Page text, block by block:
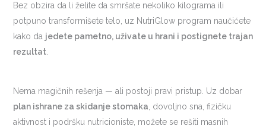
Bez obzira da li želite da smršate nekoliko kilograma ili
potpuno transformišete telo, uz NutriGlow program naučićete
kako da jedete pametno, uživate u hrani i postignete trajan
rezultat.
Nema magičnih rešenja — ali postoji pravi pristup. Uz dobar
plan ishrane za skidanje stomaka, dovoljno sna, fizičku
aktivnost i podršku nutricioniste, možete se rešiti masnih